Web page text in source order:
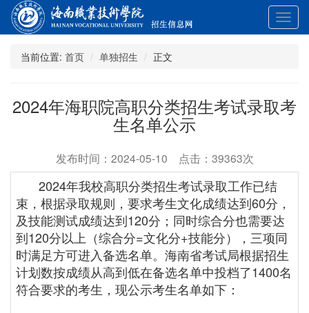
展
开
当前位置: 首页 单独招生 正文
2024年海职院高职分类招生考试录取考
生名单公示
发布时间：2024-05-10 点击：39363次
2024年我校高职分类招生考试录取工作已结
束，根据录取规则，要求考生文化成绩达到60分，
及技能测试成绩达到120分；同时综合分也需要达
到120分以上（综合分=文化分+技能分），三项同
时满足方可进入备选名单。海南省考试局根据招生
计划数按成绩从高到低在备选名单中投档了1400名
符合要求的考生，现公示考生名单如下：